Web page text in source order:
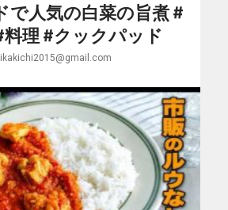
で人気の白菜の旨煮 #
理 #クックパッド